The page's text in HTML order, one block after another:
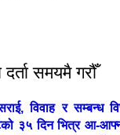
समयमै गरौँ
विवाह र सम्बन्ध
३५ दिन भित्र आ-